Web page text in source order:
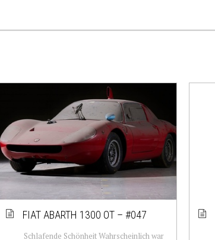
FIAT ABARTH 1300 OT – #047
Schlafende Schönheit Wahrscheinlich war